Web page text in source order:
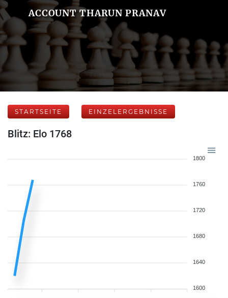
ACCOUNT THARUN PRANAV
STARTSEITE EINZELERGEBNISSE
Blitz: Elo 1768
1800
1760
1720
1680
1640
1600